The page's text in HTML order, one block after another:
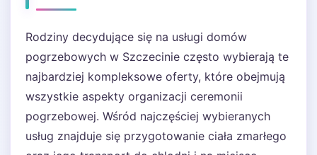
Rodziny decydujące się na usługi domów
pogrzebowych w Szczecinie często wybierają te
najbardziej kompleksowe oferty, które obejmują
wszystkie aspekty organizacji ceremonii
pogrzebowej. Wśród najczęściej wybieranych
usług znajduje się przygotowanie ciała zmarłego